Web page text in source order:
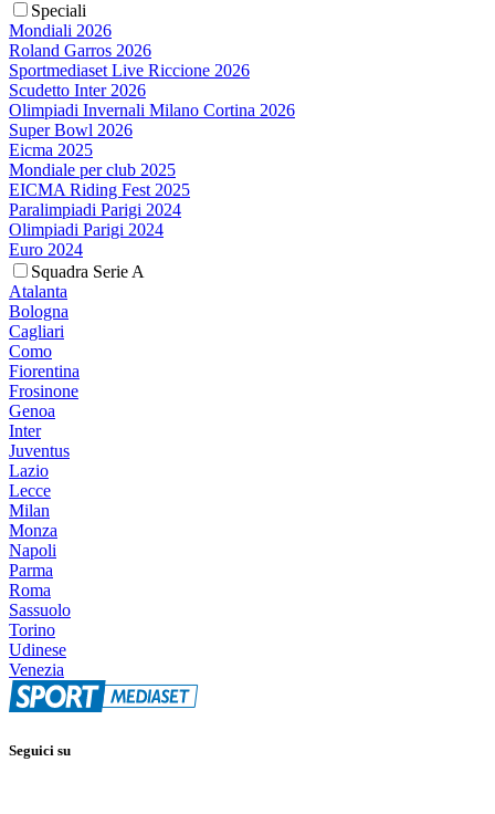
Speciali
Mondiali 2026
Roland Garros 2026
Sportmediaset Live Riccione 2026
Scudetto Inter 2026
Olimpiadi Invernali Milano Cortina 2026
Super Bowl 2026
Eicma 2025
Mondiale per club 2025
EICMA Riding Fest 2025
Paralimpiadi Parigi 2024
Olimpiadi Parigi 2024
Euro 2024
Squadra Serie A
Atalanta
Bologna
Cagliari
Como
Fiorentina
Frosinone
Genoa
Inter
Juventus
Lazio
Lecce
Milan
Monza
Napoli
Parma
Roma
Sassuolo
Torino
Udinese
Venezia
Seguici su